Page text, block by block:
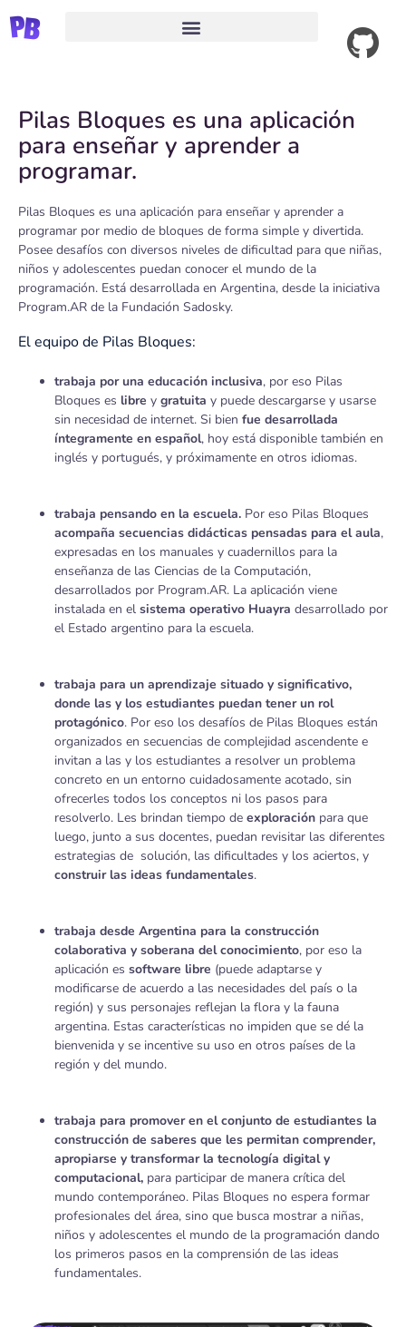
Pilas Bloques es una aplicación
para enseñar y aprender a
programar.
Pilas Bloques es una aplicación para enseñar y aprender a
programar por medio de bloques de forma simple y divertida.
Posee desafíos con diversos niveles de dificultad para que niñas,
niños y adolescentes puedan conocer el mundo de la
programación. Está desarrollada en Argentina, desde la iniciativa
Program.AR de la Fundación Sadosky.
El equipo de Pilas Bloques:
trabaja por una educación inclusiva, por eso Pilas
Bloques es libre y gratuita y puede descargarse y usarse
sin necesidad de internet. Si bien fue desarrollada
íntegramente en español, hoy está disponible también en
inglés y portugués, y próximamente en otros idiomas.
trabaja pensando en la escuela. Por eso Pilas Bloques
acompaña secuencias didácticas pensadas para el aula,
expresadas en los manuales y cuadernillos para la
enseñanza de las Ciencias de la Computación,
desarrollados por Program.AR. La aplicación viene
instalada en el sistema operativo Huayra desarrollado por
el Estado argentino para la escuela.
trabaja para un aprendizaje situado y significativo,
donde las y los estudiantes puedan tener un rol
protagónico. Por eso los desafíos de Pilas Bloques están
organizados en secuencias de complejidad ascendente e
invitan a las y los estudiantes a resolver un problema
concreto en un entorno cuidadosamente acotado, sin
ofrecerles todos los conceptos ni los pasos para
resolverlo. Les brindan tiempo de exploración para que
luego, junto a sus docentes, puedan revisitar las diferentes
estrategias de solución, las dificultades y los aciertos, y
construir las ideas fundamentales.
trabaja desde Argentina para la construcción
colaborativa y soberana del conocimiento, por eso la
aplicación es software libre (puede adaptarse y
modificarse de acuerdo a las necesidades del país o la
región) y sus personajes reflejan la flora y la fauna
argentina. Estas características no impiden que se dé la
bienvenida y se incentive su uso en otros países de la
región y del mundo.
trabaja para promover en el conjunto de estudiantes la
construcción de saberes que les permitan comprender,
apropiarse y transformar la tecnología digital y
computacional, para participar de manera crítica del
mundo contemporáneo. Pilas Bloques no espera formar
profesionales del área, sino que busca mostrar a niñas,
niños y adolescentes el mundo de la programación dando
los primeros pasos en la comprensión de las ideas
fundamentales.